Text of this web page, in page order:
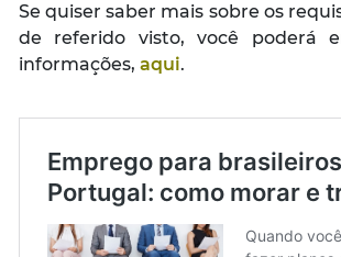
Se quiser saber mais sobre os
de referido visto, você poderá
informações, aqui.